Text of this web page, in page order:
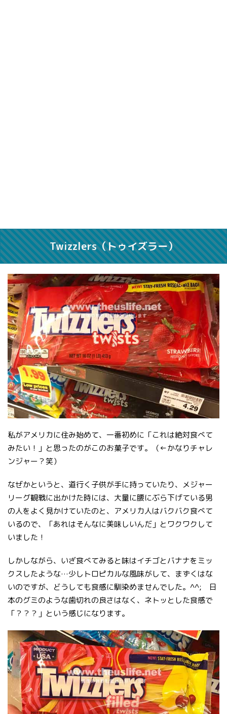
Twizzlers（トゥイズラー）
私がアメリカに住み始めて、一番初めに「これは絶対食べて
みたい！」と思ったのがこのお菓子です。（←かなりチャレ
ンジャー？笑）
なぜかというと、道行く子供が手に持っていたり、メジャー
リーグ観戦に出かけた時には、大量に腰にぶら下げている男
の人をよく見かけていたのと、アメリカ人はバクバク食べて
いるので、「あれはそんなに美味しいんだ」とワクワクして
いました！
しかしながら、いざ食べてみると味はイチゴとバナナをミッ
クスしたような…少しトロピカルな風味がして、まずくはな
いのですが、どうしても食感に馴染めませんでした。^^; 日
本のグミのような歯切れの良さはなく、ネトッとした食感で
「？？？」という感じになります。